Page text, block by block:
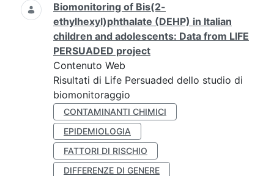
Biomonitoring of Bis(2-
ethylhexyl)phthalate (DEHP) in Italian
children and adolescents: Data from LIFE
PERSUADED project
Contenuto Web
Risultati di Life Persuaded dello studio di
biomonitoraggio
CONTAMINANTI CHIMICI
EPIDEMIOLOGIA
FATTORI DI RISCHIO
DIFFERENZE DI GENERE